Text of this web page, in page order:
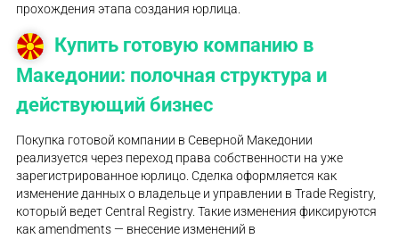
прохождения этапа создания юрлица.
Купить готовую компанию в
Македонии: полочная структура и
действующий бизнес
Покупка готовой компании в Северной Македонии
реализуется через переход права собственности на уже
зарегистрированное юрлицо. Сделка оформляется как
изменение данных о владельце и управлении в Trade Registry,
который ведет Central Registry. Такие изменения фиксируются
как amendments — внесение изменений в